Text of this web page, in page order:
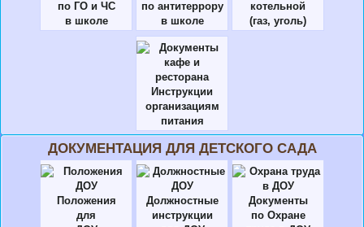
по ГО и ЧС
в школе
по антитеррору
в школе
котельной
(газ, уголь)
Инструкции
организациям
питания
ДОКУМЕНТАЦИЯ ДЛЯ ДЕТСКОГО САДА
Положения
для
Должностные
инструкции
Документы
по Охране